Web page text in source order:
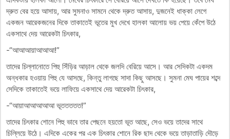
দ্রুত বের হয়ে আসায়, আর সুমনাও সামনে থেকে দ্রুত আসায়, দুজনেই ধাক্কা লেগে
একজন আরেকজনের দিকে তাকাতেই ভূতের মুখ দেখে হালকা আলোয় ভয় পেয়ে কেঁপে উঠে
একসাথে দেয় আরেকটা চিৎকার,
-“আআআয়াআআআ!”
তাদের চিল্লানোতে পিহু সিঁড়ির আড়াল থেকে জলদি বেরিয়ে আসে। আর সেদিকটা একদম
অন্ধকার হওয়ায় পিহু যে আসছে, কিন্তু লাগছে সাদা কিছু আসছে। সুমনা মেঘ পায়ের শব্দে
সেদিকে তাকাতেই ভয়ে লাফিয়ে একসাথে দেয় আরেকটা চিৎকার,
-“আয়াআআআআআ ভূততততত!”
তাদের চিৎকার শোনে পিহু ভাবে তার পেছনে হয়তো ভূত আছে, সেও ভয়ে তাদের সাথে
চিল্লিয়ে উঠে। এদিকে একের পর এক চিৎকার শোনে রিক ছাদ থেকে ভয়ে তাড়াতাড়ি দৌড়ে